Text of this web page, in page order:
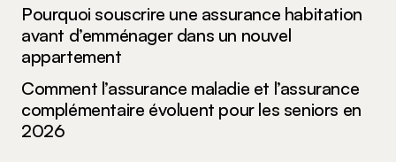
Pourquoi souscrire une assurance habitation
avant d’emménager dans un nouvel
appartement
Comment l’assurance maladie et l’assurance
complémentaire évoluent pour les seniors en
2026